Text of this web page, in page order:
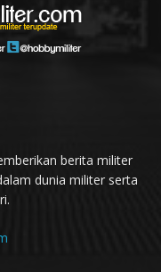
berita militer
dunia militer serta